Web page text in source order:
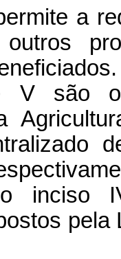
a
são
inciso
pela